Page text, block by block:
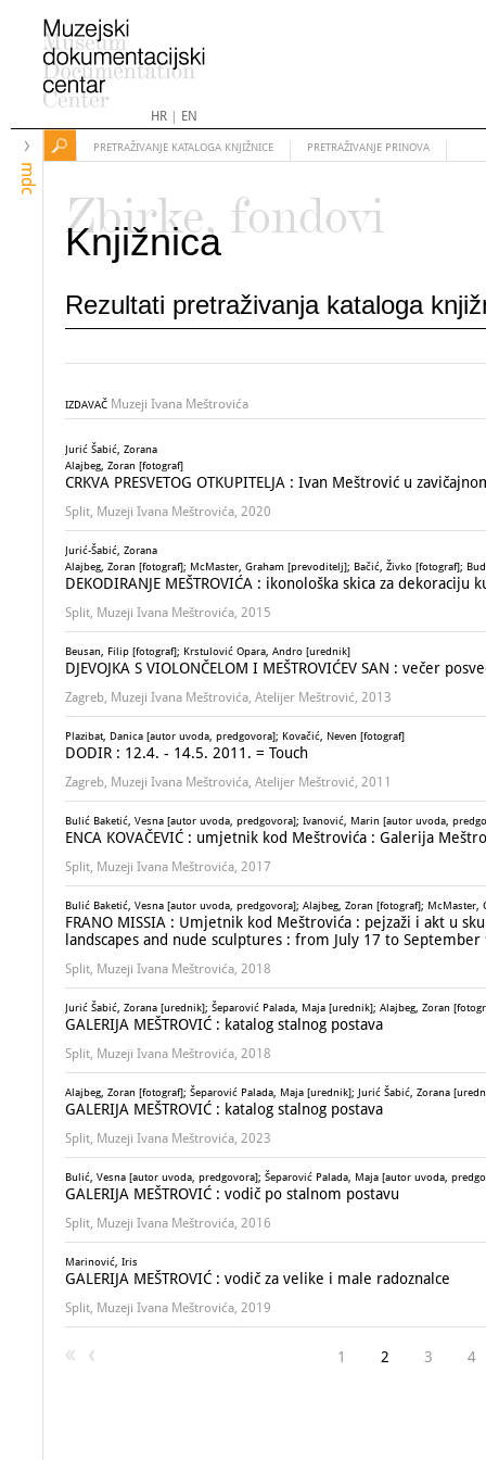
HR| EN
mdc
PRETRAŽIVANJE KATALOGA KNJIŽNICE PRETRAŽIVANJE PRINOVA
Zbirke, fondovi
Knjižnica
Rezultati pretraživanja kataloga
IZDAVAČ Muzeji Ivana Meštrovića
Jurić Šabić, Zorana
Alajbeg, Zoran [fotograf]
CRKVA PRESVETOG OTKUPITELJA : Ivan Meštrović u
Split, Muzeji Ivana Meštrovića, 2020
Jurić-Šabić, Zorana
Alajbeg, Zoran [fotograf]; McMaster, Graham [prevoditelj]; Bačić, Živko [fotograf];
DEKODIRANJE MEŠTROVIĆA : ikonološka skica za
Split, Muzeji Ivana Meštrovića, 2015
Beusan, Filip [fotograf]; Krstulović Opara, Andro [urednik]
DJEVOJKA S VIOLONČELOM I MEŠTROVIĆEV SAN : večer
Zagreb, Muzeji Ivana Meštrovića, Atelijer Meštrović, 2013
Plazibat, Danica [autor uvoda, predgovora]; Kovačić, Neven [fotograf]
DODIR : 12.4. - 14.5. 2011. = Touch
Zagreb, Muzeji Ivana Meštrovića, Atelijer Meštrović, 2011
Bulić Baketić, Vesna [autor uvoda, predgovora]; Ivanović, Marin [autor uvoda,
ENCA KOVAČEVIĆ : umjetnik kod Meštrovića : Galerija
Split, Muzeji Ivana Meštrovića, 2017
Bulić Baketić, Vesna [autor uvoda, predgovora]; Alajbeg, Zoran [fotograf];
FRANO MISSIA : Umjetnik kod Meštrovića : pejzaži i akt u
landscapes and nude sculptures : from July 17 to
Split, Muzeji Ivana Meštrovića, 2018
Jurić Šabić, Zorana [urednik]; Šeparović Palada, Maja [urednik]; Alajbeg, Zoran
GALERIJA MEŠTROVIĆ : katalog stalnog postava
Split, Muzeji Ivana Meštrovića, 2018
Alajbeg, Zoran [fotograf]; Šeparović Palada, Maja [urednik]; Jurić Šabić, Zorana
GALERIJA MEŠTROVIĆ : katalog stalnog postava
Split, Muzeji Ivana Meštrovića, 2023
Bulić, Vesna [autor uvoda, predgovora]; Šeparović Palada, Maja [autor uvoda,
GALERIJA MEŠTROVIĆ : vodič po stalnom postavu
Split, Muzeji Ivana Meštrovića, 2016
Marinović, Iris
GALERIJA MEŠTROVIĆ : vodič za velike i male radoznalce
Split, Muzeji Ivana Meštrovića, 2019
1 2 3 4